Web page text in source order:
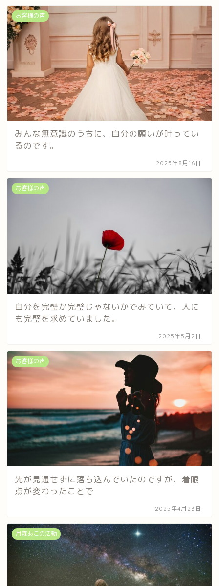
お客様の声
みんな無意識のうちに、自分の願いが叶ってい
るのです。
2025年8月16日
お客様の声
自分を完璧か完璧じゃないかでみていて、人に
も完璧を求めていました。
2025年5月2日
お客様の声
先が見通せずに落ち込んでいたのですが、着眼
点が変わったことで
2025年4月23日
月森あこの活動